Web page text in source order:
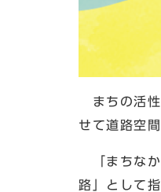
まちの活性
せて道路空
「まちなか
路」として